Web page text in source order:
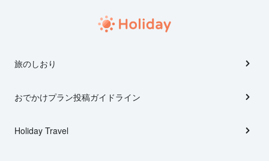
旅のしおり
おでかけプラン投稿ガイドライン
Holiday Travel